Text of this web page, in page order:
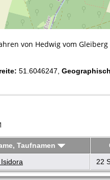
von Hedwig vom Gleiberg
51.6046247,
Taufnamen
22